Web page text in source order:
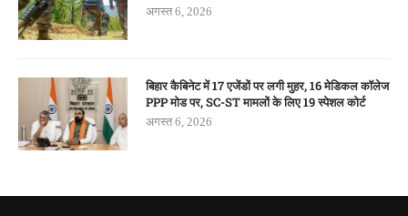
अगस्त 6, 2026
बिहार कैबिनेट में 17 एजेंडों पर लगी मुहर, 16 मेडिकल कॉलेज
PPP मोड पर, SC-ST मामलों के लिए 19 स्पेशल कोर्ट
अगस्त 6, 2026